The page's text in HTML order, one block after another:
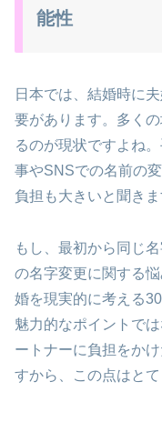
能性
日本では、結婚時に
要があります。多く
るのが現状ですよね
事やSNSでの名前の
負担も大きいと聞きま
もし、最初から同じ
の名字変更に関する
婚を現実的に考える
魅力的なポイントで
ートナーに負担をか
すから、この点はとて